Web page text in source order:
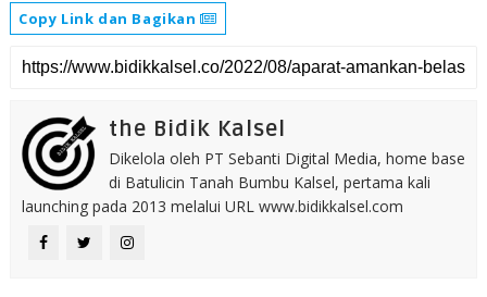
Copy Link dan Bagikan
the Bidik Kalsel
Dikelola oleh PT Sebanti Digital Media, home base
di Batulicin Tanah Bumbu Kalsel, pertama kali
launching pada 2013 melalui URL www.bidikkalsel.com